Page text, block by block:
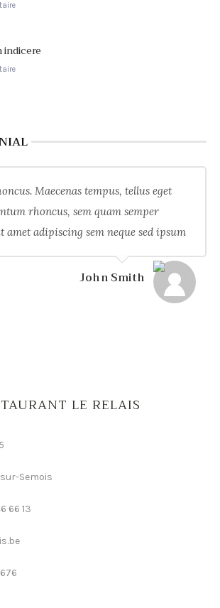
indicere
Maecenas tempus, tellus eget
rhoncus, sem quam semper
amet adipiscing sem neque sed ipsum
John Smith
LE RELAIS
Semois
66 13